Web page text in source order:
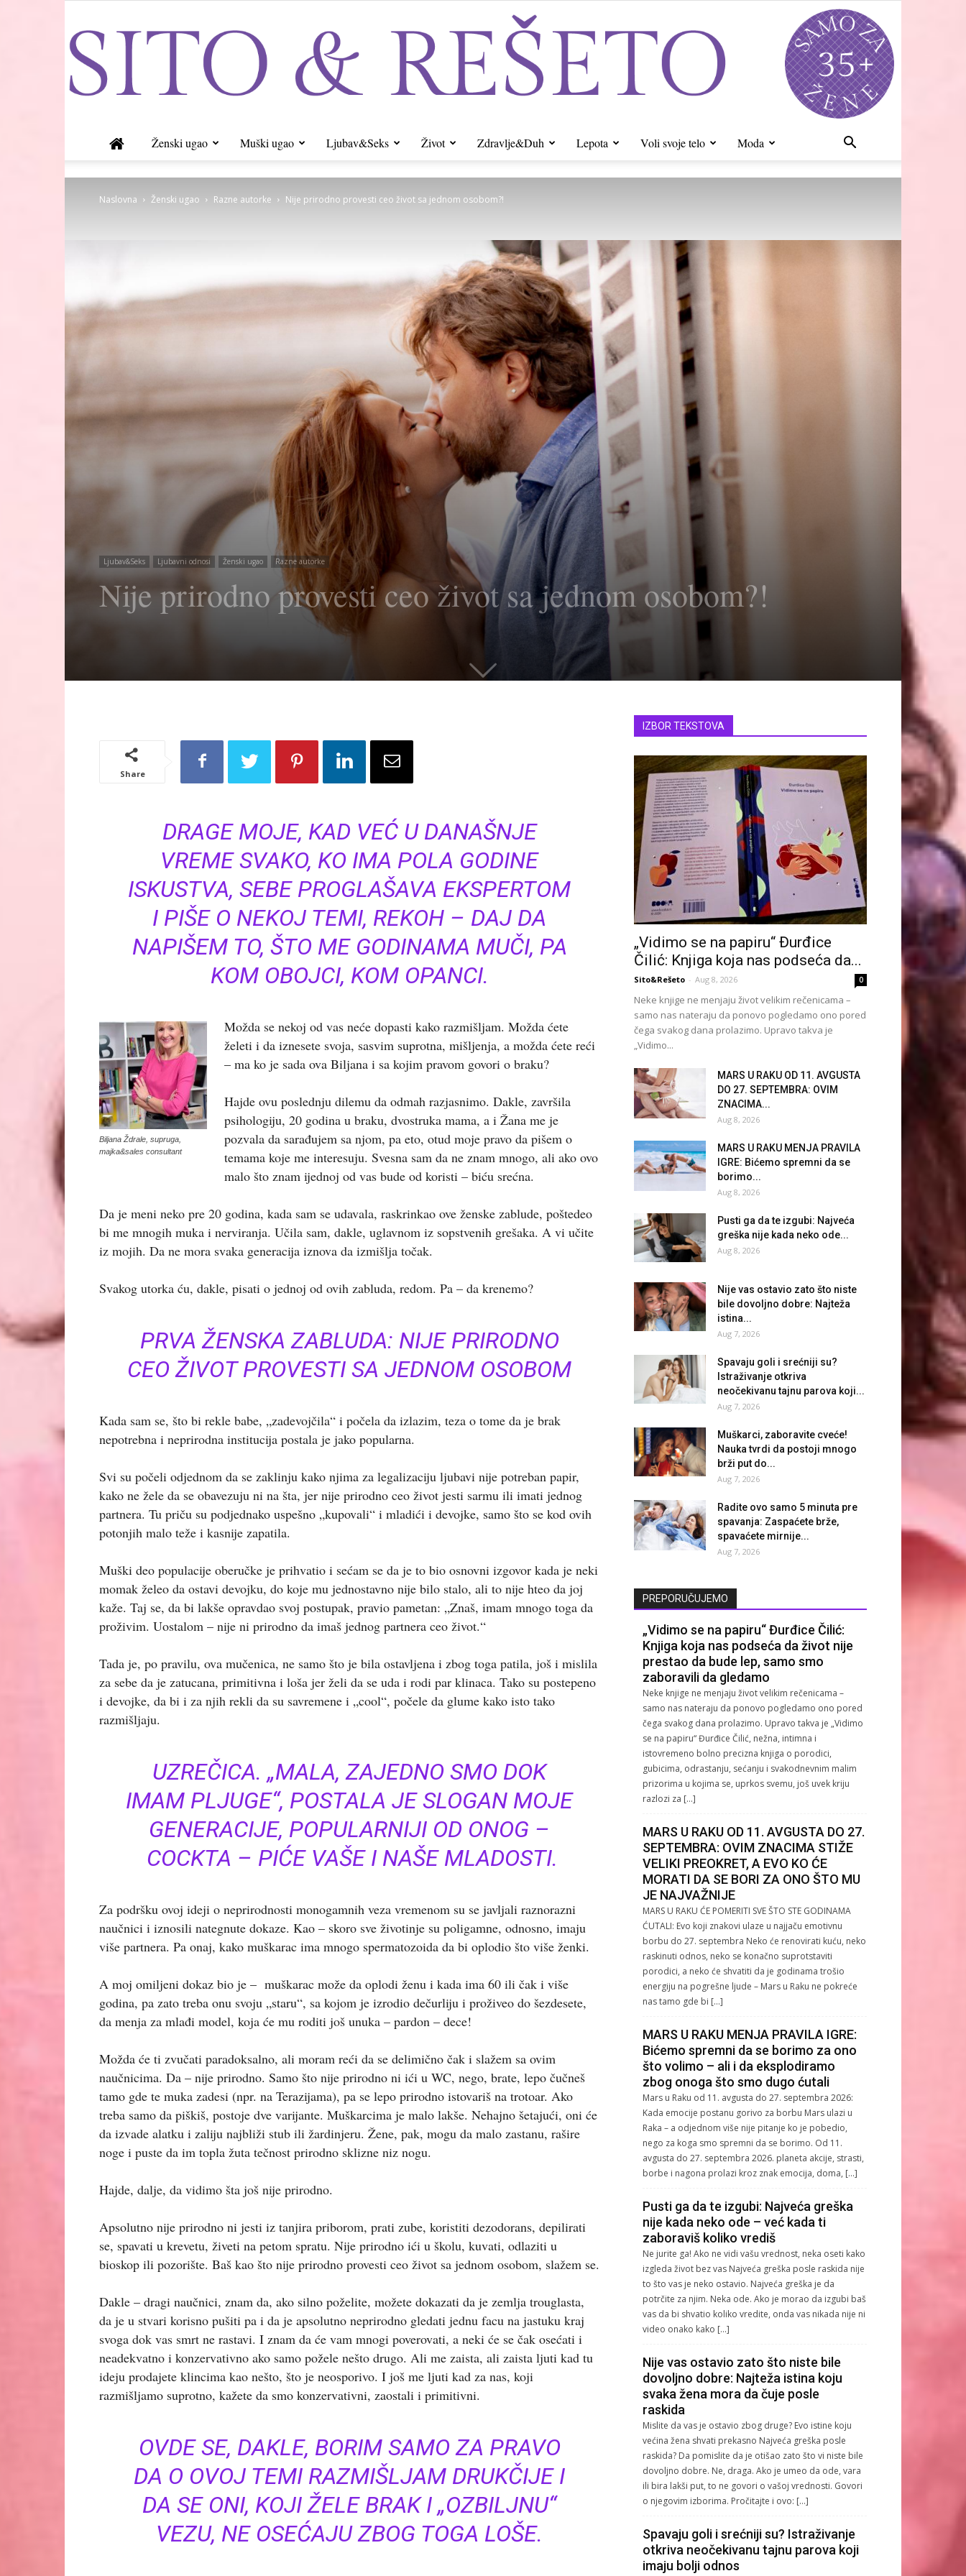
Ženski ugao Muški ugao Ljubav&Seks Život Zdravlje&Duh Lepota Voli svoje telo Moda
Naslovna Ženski ugao Razne autorke Nije prirodno provesti ceo život sa jednom osobom?!
Ljubav&Seks Ljubavni odnosi Ženski ugao Razne autorke
Nije prirodno provesti ceo život sa jednom osobom?!
Share
DRAGE MOJE, KAD VEĆ U DANAŠNJE
VREME SVAKO, KO IMA POLA GODINE
ISKUSTVA, SEBE PROGLAŠAVA EKSPERTOM
I PIŠE O NEKOJ TEMI, REKOH – DAJ DA
NAPIŠEM TO, ŠTO ME GODINAMA MUČI, PA
KOM OBOJCI, KOM OPANCI.
Biljana Ždrale, supruga,
majka&sales consultant
Možda se nekoj od vas neće dopasti kako razmišljam. Možda ćete
želeti i da iznesete svoja, sasvim suprotna, mišljenja, a možda ćete reći
– ma ko je sada ova Biljana i sa kojim pravom govori o braku?
Hajde ovu poslednju dilemu da odmah razjasnimo. Dakle, završila
psihologiju, 20 godina u braku, dvostruka mama, a i Žana me je
pozvala da sarađujem sa njom, pa eto, otud moje pravo da pišem o
temama koje me interesuju. Svesna sam da ne znam mnogo, ali ako ovo
malo što znam ijednoj od vas bude od koristi – biću srećna.
Da je meni neko pre 20 godina, kada sam se udavala, raskrinkao ove ženske zablude, poštedeo
bi me mnogih muka i nerviranja. Učila sam, dakle, uglavnom iz sopstvenih grešaka. A vi učite
iz mojih. Da ne mora svaka generacija iznova da izmišlja točak.
Svakog utorka ću, dakle, pisati o jednoj od ovih zabluda, redom. Pa – da krenemo?
PRVA ŽENSKA ZABLUDA: NIJE PRIRODNO
CEO ŽIVOT PROVESTI SA JEDNOM OSOBOM
Kada sam se, što bi rekle babe, „zadevojčila“ i počela da izlazim, teza o tome da je brak
nepotrebna i neprirodna institucija postala je jako popularna.
Svi su počeli odjednom da se zaklinju kako njima za legalizaciju ljubavi nije potreban papir,
kako ne žele da se obavezuju ni na šta, jer nije prirodno ceo život jesti sarmu ili imati jednog
partnera. Tu priču su podjednako uspešno „kupovali“ i mladići i devojke, samo što se kod ovih
potonjih malo teže i kasnije zapatila.
Muški deo populacije oberučke je prihvatio i sećam se da je to bio osnovni izgovor kada je neki
momak želeo da ostavi devojku, do koje mu jednostavno nije bilo stalo, ali to nije hteo da joj
kaže. Taj se, da bi lakše opravdao svoj postupak, pravio pametan: „Znaš, imam mnogo toga da
proživim. Uostalom – nije ni prirodno da imaš jednog partnera ceo život.“
Tada je, po pravilu, ova mučenica, ne samo što je bila ostavljena i zbog toga patila, još i mislila
za sebe da je zatucana, primitivna i loša jer želi da se uda i rodi par klinaca. Tako su postepeno
i devojke, da bi i za njih rekli da su savremene i „cool“, počele da glume kako isto tako
razmišljaju.
UZREČICA. „MALA, ZAJEDNO SMO DOK
IMAM PLJUGE“, POSTALA JE SLOGAN MOJE
GENERACIJE, POPULARNIJI OD ONOG –
COCKTA – PIĆE VAŠE I NAŠE MLADOSTI.
Za podršku ovoj ideji o neprirodnosti monogamnih veza vremenom su se javljali raznorazni
naučnici i iznosili nategnute dokaze. Kao – skoro sve životinje su poligamne, odnosno, imaju
više partnera. Pa onaj, kako muškarac ima mnogo spermatozoida da bi oplodio što više ženki.
A moj omiljeni dokaz bio je – muškarac može da oplodi ženu i kada ima 60 ili čak i više
godina, pa zato treba onu svoju „staru“, sa kojom je izrodio dečurliju i proživeo do šezdesete,
da menja za mlađi model, koja će mu roditi još unuka – pardon – dece!
Možda će ti zvučati paradoksalno, ali moram reći da se delimično čak i slažem sa ovim
naučnicima. Da – nije prirodno. Samo što nije prirodno ni ići u WC, nego, brate, lepo čučneš
tamo gde te muka zadesi (npr. na Terazijama), pa se lepo prirodno istovariš na trotoar. Ako
treba samo da piškiš, postoje dve varijante. Muškarcima je malo lakše. Nehajno šetajući, oni će
da izvade alatku i zaliju najbliži stub ili žardinjeru. Žene, pak, mogu da malo zastanu, rašire
noge i puste da im topla žuta tečnost prirodno sklizne niz nogu.
Hajde, dalje, da vidimo šta još nije prirodno.
Apsolutno nije prirodno ni jesti iz tanjira priborom, prati zube, koristiti dezodorans, depilirati
se, spavati u krevetu, živeti na petom spratu. Nije prirodno ići u školu, kuvati, odlaziti u
bioskop ili pozorište. Baš kao što nije prirodno provesti ceo život sa jednom osobom, slažem se.
Dakle – dragi naučnici, znam da, ako silno poželite, možete dokazati da je zemlja trouglasta,
da je u stvari korisno pušiti pa i da je apsolutno neprirodno gledati jednu facu na jastuku kraj
svoga dok vas smrt ne rastavi. I znam da će vam mnogi poverovati, a neki će se čak osećati i
neadekvatno i konzervativno ako samo požele nešto drugo. Ali me zaista, ali zaista ljuti kad tu
ideju prodajete klincima kao nešto, što je neosporivo. I još me ljuti kad za nas, koji
razmišljamo suprotno, kažete da smo konzervativni, zaostali i primitivni.
OVDE SE, DAKLE, BORIM SAMO ZA PRAVO
DA O OVOJ TEMI RAZMIŠLJAM DRUKČIJE I
DA SE ONI, KOJI ŽELE BRAK I „OZBILJNU“
VEZU, NE OSEĆAJU ZBOG TOGA LOŠE.
IZBOR TEKSTOVA
„Vidimo se na papiru“ Đurđice
Čilić: Knjiga koja nas podseća da...
Sito&Rešeto - Aug 8, 2026 0
Neke knjige ne menjaju život velikim rečenicama –
samo nas nateraju da ponovo pogledamo ono pored
čega svakog dana prolazimo. Upravo takva je
„Vidimo...
MARS U RAKU OD 11. AVGUSTA
DO 27. SEPTEMBRA: OVIM
ZNACIMA...
Aug 8, 2026
MARS U RAKU MENJA PRAVILA
IGRE: Bićemo spremni da se
borimo...
Aug 8, 2026
Pusti ga da te izgubi: Najveća
greška nije kada neko ode...
Aug 8, 2026
Nije vas ostavio zato što niste
bile dovoljno dobre: Najteža
istina...
Aug 7, 2026
Spavaju goli i srećniji su?
Istraživanje otkriva
neočekivanu tajnu parova koji...
Aug 7, 2026
Muškarci, zaboravite cveće!
Nauka tvrdi da postoji mnogo
brži put do...
Aug 7, 2026
Radite ovo samo 5 minuta pre
spavanja: Zaspaćete brže,
spavaćete mirnije...
Aug 7, 2026
PREPORUČUJEMO
„Vidimo se na papiru“ Đurđice Čilić:
Knjiga koja nas podseća da život nije
prestao da bude lep, samo smo
zaboravili da gledamo
Neke knjige ne menjaju život velikim rečenicama –
samo nas nateraju da ponovo pogledamo ono pored
čega svakog dana prolazimo. Upravo takva je „Vidimo
se na papiru“ Đurđice Čilić, nežna, intimna i
istovremeno bolno precizna knjiga o porodici,
gubicima, odrastanju, sećanju i svakodnevnim malim
prizorima u kojima se, uprkos svemu, još uvek kriju
razlozi za […]
MARS U RAKU OD 11. AVGUSTA DO 27.
SEPTEMBRA: OVIM ZNACIMA STIŽE
VELIKI PREOKRET, A EVO KO ĆE
MORATI DA SE BORI ZA ONO ŠTO MU
JE NAJVAŽNIJE
MARS U RAKU ĆE POMERITI SVE ŠTO STE GODINAMA
ĆUTALI: Evo koji znakovi ulaze u najjaču emotivnu
borbu do 27. septembra Neko će renovirati kuću, neko
raskinuti odnos, neko se konačno suprotstaviti
porodici, a neko će shvatiti da je godinama trošio
energiju na pogrešne ljude – Mars u Raku ne pokreće
nas tamo gde bi […]
MARS U RAKU MENJA PRAVILA IGRE:
Bićemo spremni da se borimo za ono
što volimo – ali i da eksplodiramo
zbog onoga što smo dugo ćutali
Mars u Raku od 11. avgusta do 27. septembra 2026:
Kada emocije postanu gorivo za borbu Mars ulazi u
Raka – a odjednom više nije pitanje ko je pobedio,
nego za koga smo spremni da se borimo. Od 11.
avgusta do 27. septembra 2026. planeta akcije, strasti,
borbe i nagona prolazi kroz znak emocija, doma, […]
Pusti ga da te izgubi: Najveća greška
nije kada neko ode – već kada ti
zaboraviš koliko vrediš
Ne jurite ga! Ako ne vidi vašu vrednost, neka oseti kako
izgleda život bez vas Najveća greška posle raskida nije
to što vas je neko ostavio. Najveća greška je da
potrčite za njim. Neka ode. Ako je morao da izgubi baš
vas da bi shvatio koliko vredite, onda vas nikada nije ni
video onako kako […]
Nije vas ostavio zato što niste bile
dovoljno dobre: Najteža istina koju
svaka žena mora da čuje posle
raskida
Mislite da vas je ostavio zbog druge? Evo istine koju
većina žena shvati prekasno Najveća greška posle
raskida? Da pomislite da je otišao zato što vi niste bile
dovoljno dobre. Ne, draga. Ako je umeo da ode, vara
ili bira lakši put, to ne govori o vašoj vrednosti. Govori
o njegovim izborima. Pročitajte i ovo: […]
Spavaju goli i srećniji su? Istraživanje
otkriva neočekivanu tajnu parova koji
imaju bolji odnos